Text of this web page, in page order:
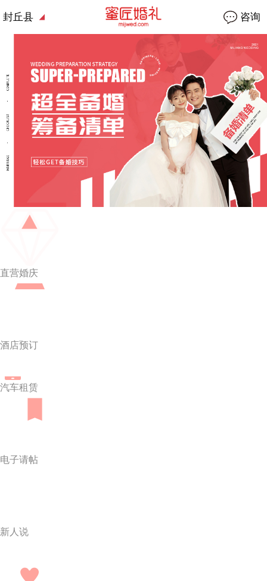
封丘县 咨询
直营婚庆
酒店预订
汽车租赁
电子请帖
新人说